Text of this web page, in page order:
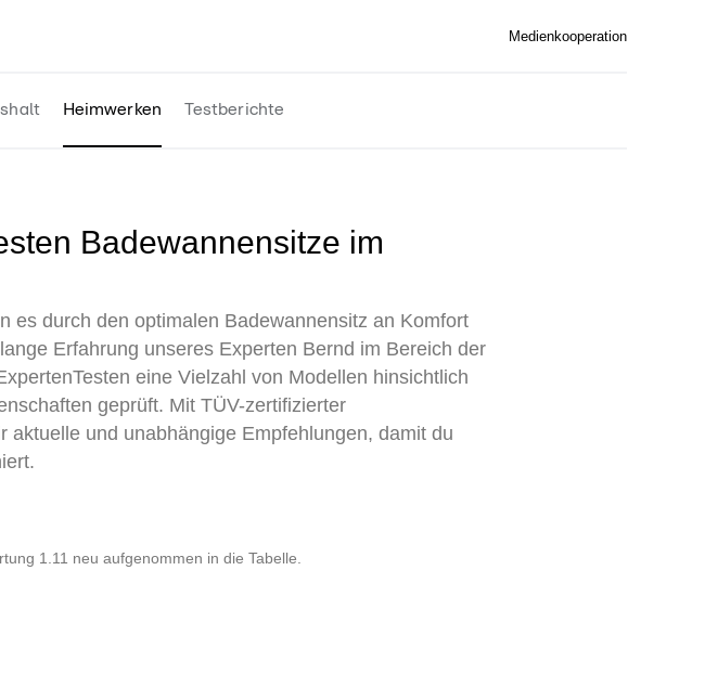
Medienkooperation
Heimwerken Testberichte
es durch den optimalen Badewannensitz an Komfort
Erfahrung unseres Experten Bernd im Bereich der
eine Vielzahl von Modellen hinsichtlich
geprüft. Mit TÜV-zertifizierter
und unabhängige Empfehlungen, damit du
1.11 neu aufgenommen in die Tabelle.